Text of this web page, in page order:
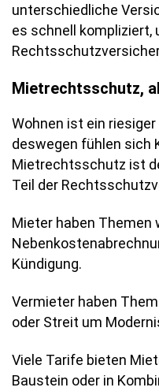
unterschiedliche
es schnell kompliziert,
Mietrechtsschutz,
Wohnen ist ein
deswegen fühlen sich
Mietrechtsschutz ist
Teil der
Mieter haben Themen
Kündigung.
Vermieter haben
oder Streit um
Viele Tarife bieten
Baustein oder in